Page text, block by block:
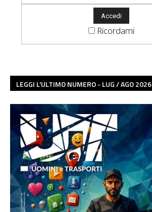
Ricordami
LEGGI L'ULTIMO NUMERO - LUG / AGO 2026